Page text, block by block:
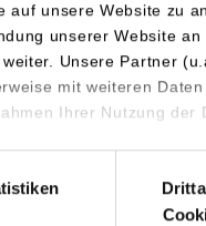
unsere Website zu
unserer Website an
Unsere Partner
mit weiteren Daten
Ihrer Nutzung der